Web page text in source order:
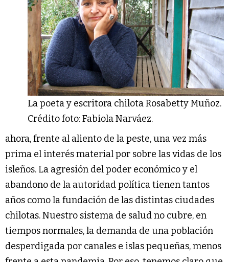
La poeta y escritora chilota Rosabetty Muñoz.
Crédito foto: Fabiola Narváez.
ahora, frente al aliento de la peste, una vez más
prima el interés material por sobre las vidas de los
isleños. La agresión del poder económico y el
abandono de la autoridad política tienen tantos
años como la fundación de las distintas ciudades
chilotas. Nuestro sistema de salud no cubre, en
tiempos normales, la demanda de una población
desperdigada por canales e islas pequeñas, menos